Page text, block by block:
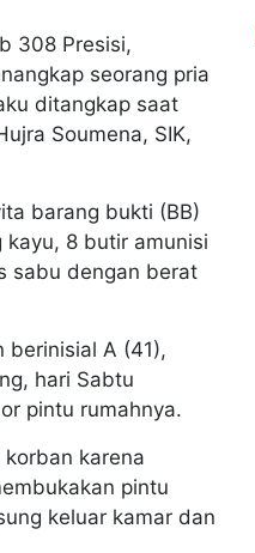
308 Presisi,
seorang pria
ditangkap saat
Soumena, SIK,
barang bukti (BB)
8 butir amunisi
sabu dengan berat
berinisial A (41),
hari Sabtu
pintu rumahnya.
karena
pintu
keluar kamar dan